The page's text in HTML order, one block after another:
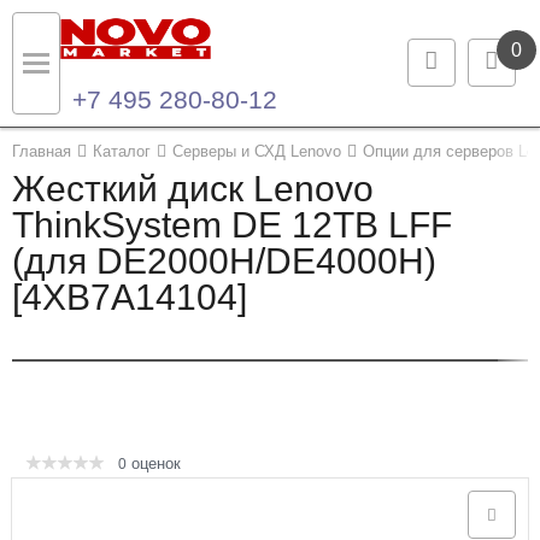
0
+7 495 280-80-12
Главная Каталог Серверы и СХД Lenovo Опции для серверов
Жесткий диск Lenovo
ThinkSystem DE 12TB LFF
(для DE2000H/DE4000H)
[4XB7A14104]
0 оценок
Назад
Каталог продукции
Ноутбуки и ультрабуки
Компьютеры
Опции и комплектующие
Назад
Контакты
Контактная информация